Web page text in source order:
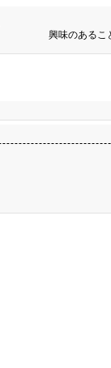
興味のあるこ